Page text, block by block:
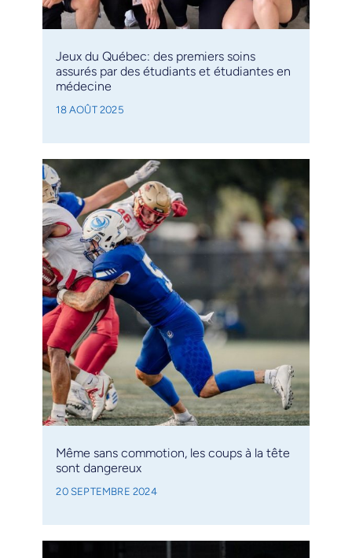
Jeux du Québec: des premiers soins
assurés par des étudiants et étudiantes en
médecine
18 AOÛT 2025
Même sans commotion, les coups à la tête
sont dangereux
20 SEPTEMBRE 2024